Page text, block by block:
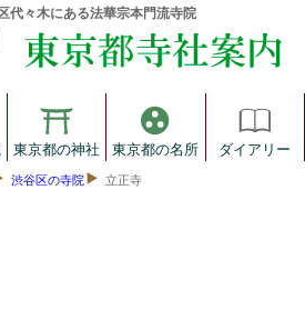
代々木にある法華宗本門流寺院
東京都の神社 東京都の名所 ダイアリー
渋谷区の寺院 立正寺